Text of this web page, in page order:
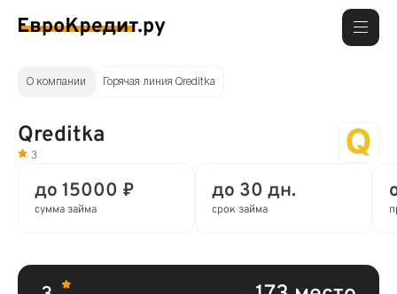
О компании Горячая линия Qreditka
Qreditka
3
до 15000 ₽
сумма займа
до 30 дн.
срок займа